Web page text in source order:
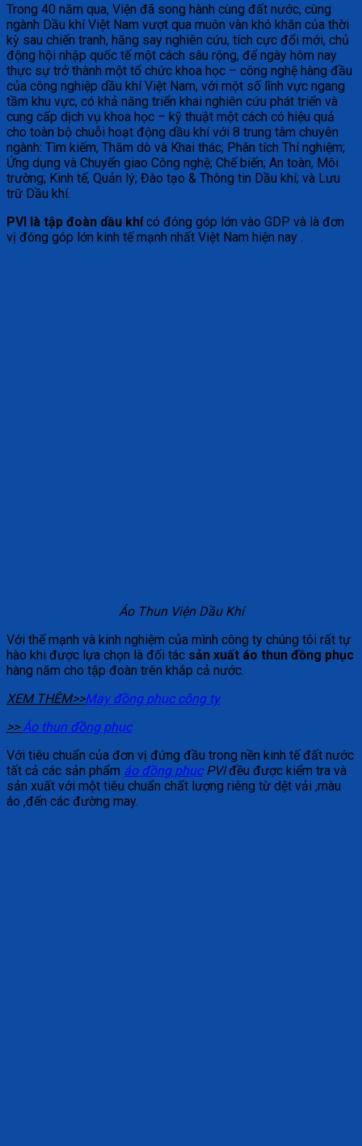
Trong 40 năm qua, Viện đã song hành cùng đất nước, cùng
ngành Dầu khí Việt Nam vượt qua muôn vàn khó khăn của thời
kỳ sau chiến tranh, hăng say nghiên cứu, tích cực đổi mới, chủ
động hội nhập quốc tế một cách sâu rộng, để ngày hôm nay
thực sự trở thành một tổ chức khoa học – công nghệ hàng đầu
của công nghiệp dầu khí Việt Nam, với một số lĩnh vực ngang
tầm khu vực, có khả năng triển khai nghiên cứu phát triển và
cung cấp dịch vụ khoa học – kỹ thuật một cách có hiệu quả
cho toàn bộ chuỗi hoạt động dầu khí với 8 trung tâm chuyên
ngành: Tìm kiếm, Thăm dò và Khai thác; Phân tích Thí nghiệm;
Ứng dụng và Chuyển giao Công nghệ; Chế biến; An toàn, Môi
trường; Kinh tế, Quản lý; Đào tạo & Thông tin Dầu khí; và Lưu
trữ Dầu khí.
PVI là tập đoàn dầu khícó đóng góp lớn vào GDP và là đơn
vị đóng góp lớn kinh tế mạnh nhất Việt Nam hiện nay .
Áo Thun Viện Dầu Khí
Với thế mạnh và kinh nghiệm của mình công ty chúng tôi rất tự
hào khi được lựa chọn là đối tác sản xuất áo thun đồng phục
hàng năm cho tập đoàn trên khắp cả nước.
XEM THÊM>>May đồng phục công ty
>> Áo thun đồng phục
Với tiêu chuẩn của đơn vị đứng đầu trong nền kinh tế đất nước
tất cả các sản phẩm áo đồng phụcPVIđều được kiểm tra và
sản xuất với một tiêu chuẩn chất lượng riêng từ dệt vải ,màu
áo ,đến các đường may.